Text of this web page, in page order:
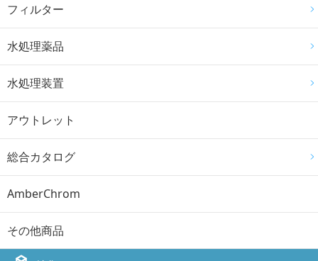
フィルター
水処理薬品
水処理装置
アウトレット
総合カタログ
AmberChrom
その他商品